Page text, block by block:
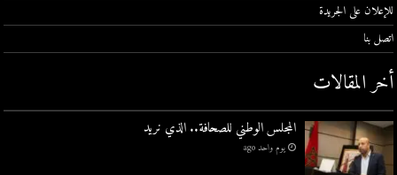
للإعلان على الجريدة
اتصل بنا
أخر المقالات
المجلس الوطني للصحافة.. الذي نريد
يوم واحد ago